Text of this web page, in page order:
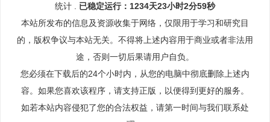
统计 .已稳定运行：1234天23小时3分1秒
本站所发布的信息及资源收集于网络，仅限用于学习和研究目
的，版权争议与本站无关。不得将上述内容用于商业或者非法用
途，否则一切后果请用户自负。
您必须在下载后的24个小时内，从您的电脑中彻底删除上述内
容。如果您喜欢该程序，请支持正版，以便得到更好的服务。
如若本站内容侵犯了您的合法权益，请第一时间与我们联系处